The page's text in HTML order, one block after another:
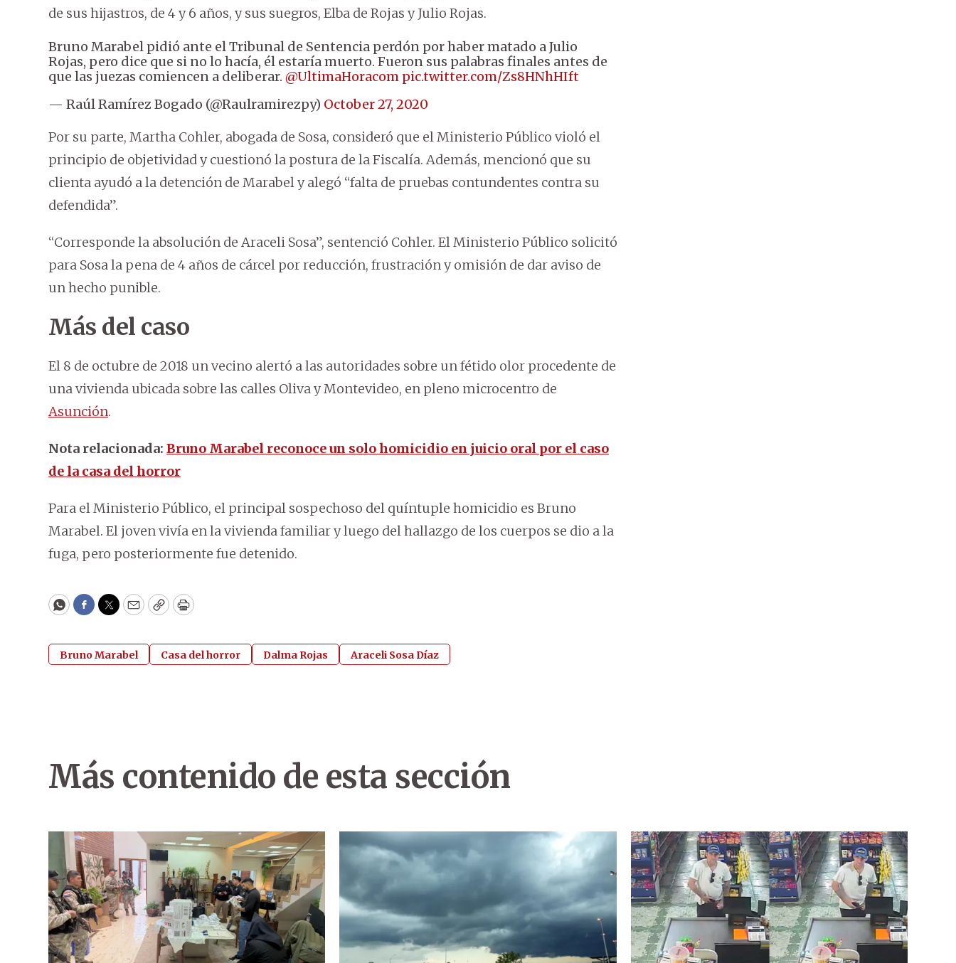
de sus hijastros, de 4 y 6 años, y sus suegros, Elba de Rojas y Julio Rojas.
Bruno Marabel pidió ante el Tribunal de Sentencia perdón por haber matado a Julio
Rojas, pero dice que si no lo hacía, él estaría muerto. Fueron sus palabras finales antes de
que las juezas comiencen a deliberar. @UltimaHoracom pic.twitter.com/Zs8HNhHIft
— Raúl Ramírez Bogado (@Raulramirezpy) October 27, 2020
Por su parte, Martha Cohler, abogada de Sosa, consideró que el Ministerio Público violó el
principio de objetividad y cuestionó la postura de la Fiscalía. Además, mencionó que su
clienta ayudó a la detención de Marabel y alegó “falta de pruebas contundentes contra su
defendida”.
“Corresponde la absolución de Araceli Sosa”, sentenció Cohler. El Ministerio Público solicitó
para Sosa la pena de 4 años de cárcel por reducción, frustración y omisión de dar aviso de
un hecho punible.
Más del caso
El 8 de octubre de 2018 un vecino alertó a las autoridades sobre un fétido olor procedente de
una vivienda ubicada sobre las calles Oliva y Montevideo, en pleno microcentro de
Asunción.
Nota relacionada: Bruno Marabel reconoce un solo homicidio en juicio oral por el caso
de la casa del horror
Para el Ministerio Público, el principal sospechoso del quíntuple homicidio es Bruno
Marabel. El joven vivía en la vivienda familiar y luego del hallazgo de los cuerpos se dio a la
fuga, pero posteriormente fue detenido.
WhatsApp
Facebook
Twitter
EmailCopyPrint
Bruno Marabel Casa del horror Dalma Rojas Araceli Sosa Díaz
Más contenido de esta sección